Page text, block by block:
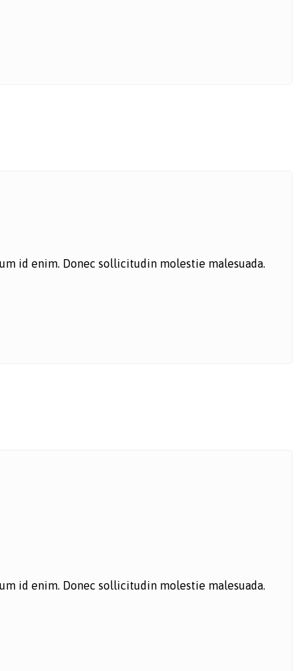
id enim. Donec sollicitudin molestie malesuada.
id enim. Donec sollicitudin molestie malesuada.